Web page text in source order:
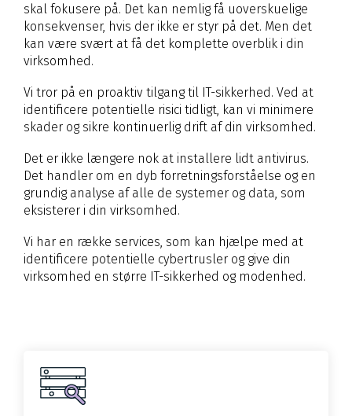
skal fokusere på. Det kan nemlig få uoverskuelige
konsekvenser, hvis der ikke er styr på det. Men det
kan være svært at få det komplette overblik i din
virksomhed.
Vi tror på en proaktiv tilgang til IT-sikkerhed. Ved at
identificere potentielle risici tidligt, kan vi minimere
skader og sikre kontinuerlig drift af din virksomhed.
Det er ikke længere nok at installere lidt antivirus.
Det handler om en dyb forretningsforståelse og en
grundig analyse af alle de systemer og data, som
eksisterer i din virksomhed.
Vi har en række services, som kan hjælpe med at
identificere potentielle cybertrusler og give din
virksomhed en større IT-sikkerhed og modenhed.